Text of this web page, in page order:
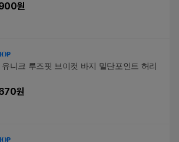
원
유니크 루즈핏 브이컷 바지 밑단포인트 허리
원